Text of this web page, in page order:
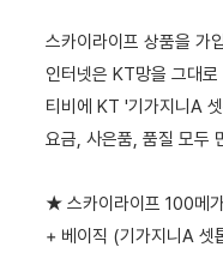
스카이라이프 상품을 가
인터넷은 KT망을 그대
티비에 KT '기가지니A
요금, 사은품, 품질 모두
★ 스카이라이프 100메
+ 베이직 (기가지니A 셋